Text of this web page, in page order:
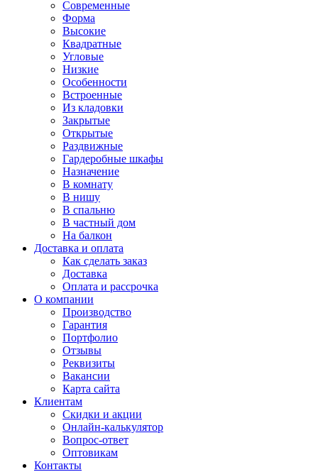
Современные
Форма
Высокие
Квадратные
Угловые
Низкие
Особенности
Встроенные
Из кладовки
Закрытые
Открытые
Раздвижные
Гардеробные шкафы
Назначение
В комнату
В нишу
В спальню
В частный дом
На балкон
Доставка и оплата
Как сделать заказ
Доставка
Оплата и рассрочка
О компании
Производство
Гарантия
Портфолио
Отзывы
Реквизиты
Вакансии
Карта сайта
Клиентам
Скидки и акции
Онлайн-калькулятор
Вопрос-ответ
Оптовикам
Контакты